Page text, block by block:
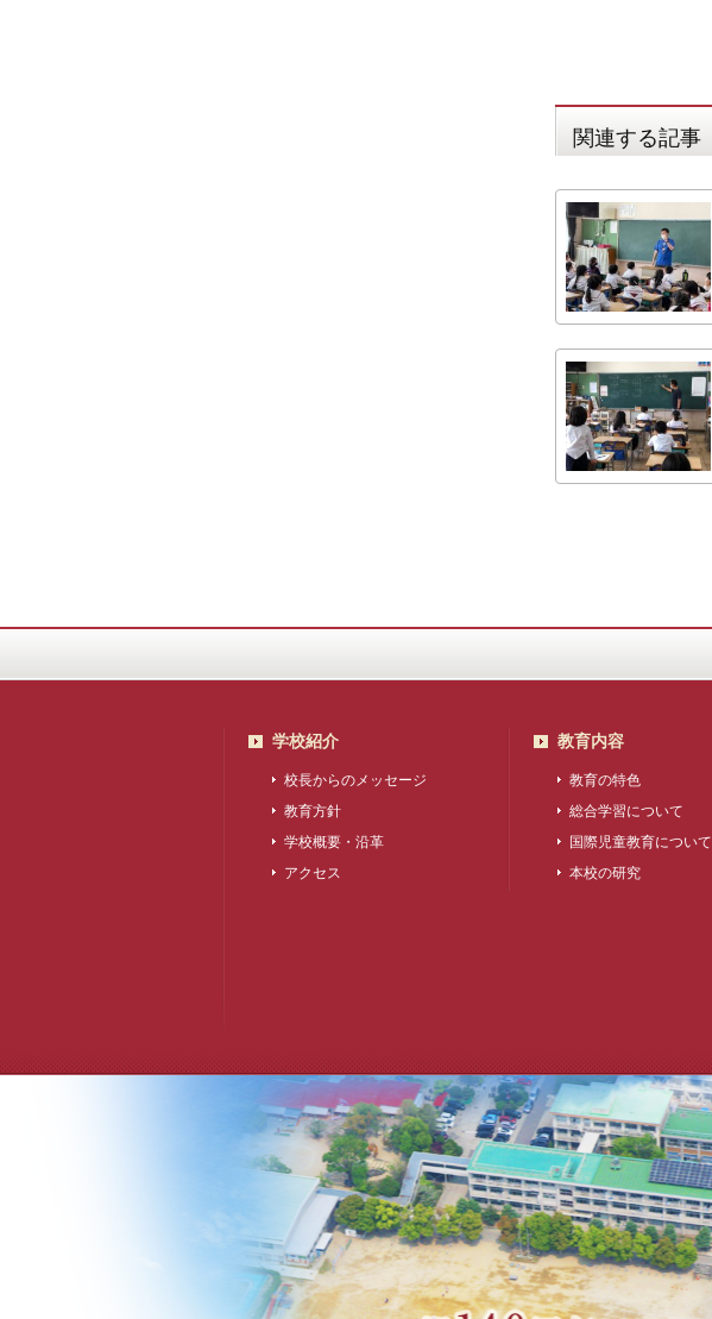
関連する記事
学校紹介
校長からのメッセージ
教育方針
学校概要・沿革
アクセス
教育内容
教育の特色
総合学習について
国際児童教育について
本校の研究